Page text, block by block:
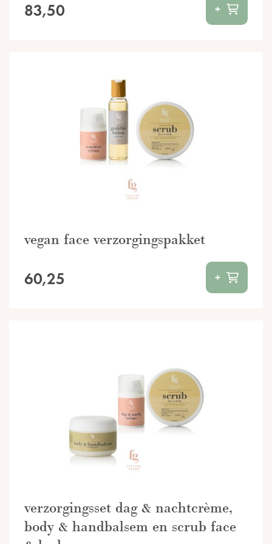
83,50 +
vegan face verzorgingspakket
60,25 +
verzorgingsset dag & nachtcrème,
body & handbalsem en scrub face